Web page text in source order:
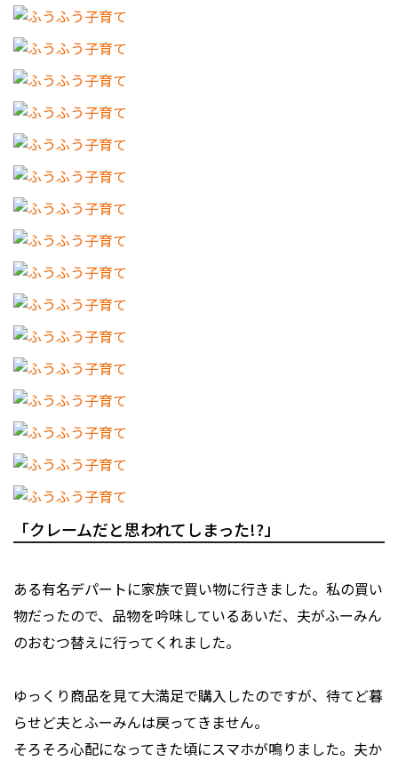
「クレームだと思われてしまった!?」
ある有名デパートに家族で買い物に行きました。私の買い
物だったので、品物を吟味しているあいだ、夫がふーみん
のおむつ替えに行ってくれました。
ゆっくり商品を見て大満足で購入したのですが、待てど暮
らせど夫とふーみんは戻ってきません。
そろそろ心配になってきた頃にスマホが鳴りました。夫か